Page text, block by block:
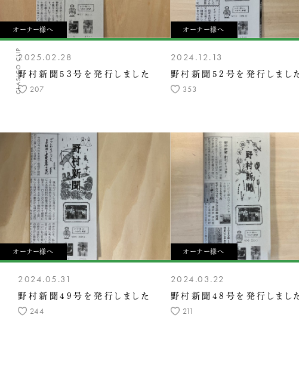
オーナー様へ
2025.02.28
野村新聞53号を発行しました
207
オーナー様へ
2024.12.13
野村新聞52号を発行しまし
353
オーナー様へ
2024.05.31
野村新聞49号を発行しました
244
オーナー様へ
2024.03.22
野村新聞48号を発行しまし
211
CLASICO CLIP